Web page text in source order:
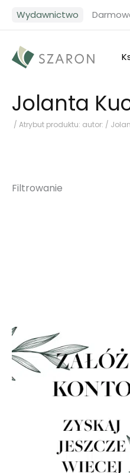
Wydawnictwo
Jolanta
/ Atrybut produktu: autor: /
Filtrowanie